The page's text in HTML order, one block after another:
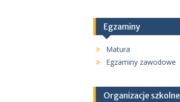
Egzaminy
Matura
Egzaminy zawodowe
Organizacje szkolne